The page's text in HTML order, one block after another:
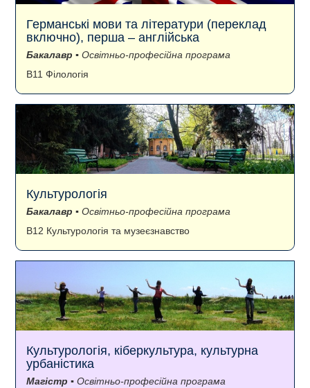
Германські мови та літератури (переклад
включно), перша – англійська
Бакалавр ▪ Освітньо-професійна програма
B11 Філологія
Культурологія
Бакалавр ▪ Освітньо-професійна програма
B12 Культурологія та музеєзнавство
Культурологія, кіберкультура, культурна
урбаністика
Магістр ▪ Освітньо-професійна програма